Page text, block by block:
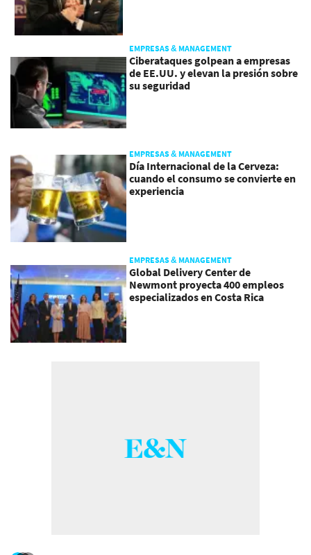
EMPRESAS & MANAGEMENT
Ciberataques golpean a empresas
de EE.UU. y elevan la presión sobre
su seguridad
EMPRESAS & MANAGEMENT
Día Internacional de la Cerveza:
cuando el consumo se convierte en
experiencia
EMPRESAS & MANAGEMENT
Global Delivery Center de
Newmont proyecta 400 empleos
especializados en Costa Rica